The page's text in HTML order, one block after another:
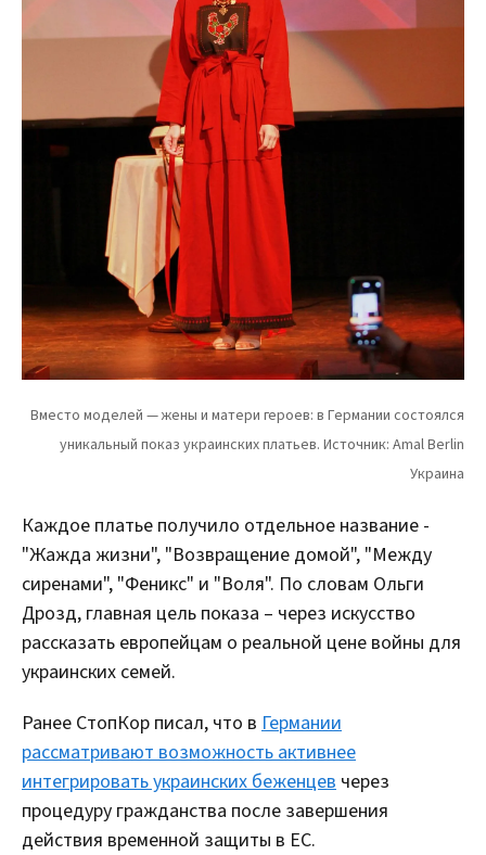
Каждое платье получило отдельное название -
"Жажда жизни", "Возвращение домой", "Между
сиренами", "Феникс" и "Воля". По словам Ольги
Дрозд, главная цель показа – через искусство
рассказать европейцам о реальной цене войны для
украинских семей.
Ранее СтопКор писал, что в Германии
рассматривают возможность активнее
интегрировать украинских беженцев через
процедуру гражданства после завершения
действия временной защиты в ЕС.